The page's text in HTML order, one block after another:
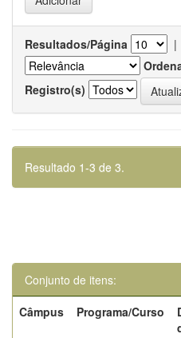
Resultados/Página |
Registro(s)
Resultado 1-3 de 3.
Conjunto de itens:
Câmpus
Programa/Curso